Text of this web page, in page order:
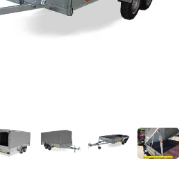
Для водной техники
Спец. назначения
Фильтр